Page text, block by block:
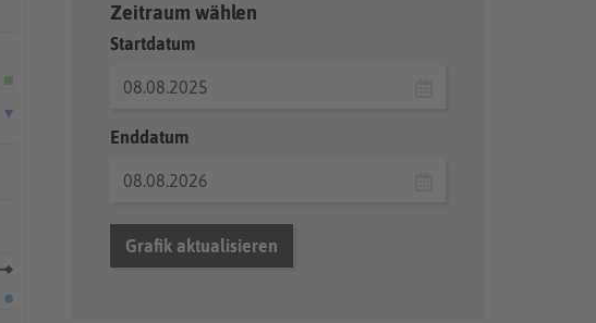
Zeitraum wählen
Startdatum
Enddatum
Grafik aktualisieren